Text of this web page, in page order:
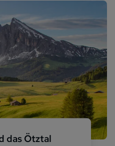
das Ötztal